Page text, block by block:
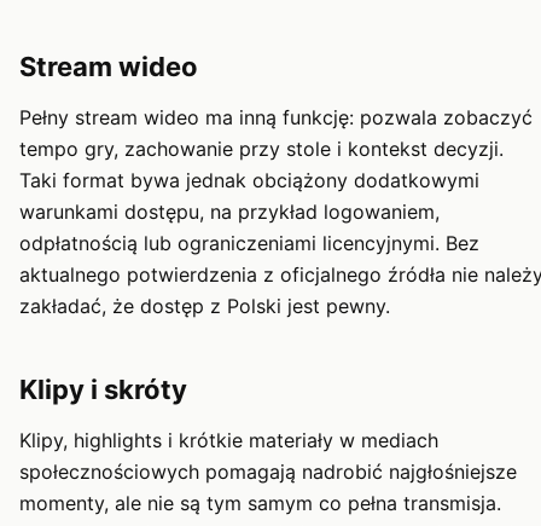
Stream wideo
Pełny stream wideo ma inną funkcję: pozwala zobaczyć
tempo gry, zachowanie przy stole i kontekst decyzji.
Taki format bywa jednak obciążony dodatkowymi
warunkami dostępu, na przykład logowaniem,
odpłatnością lub ograniczeniami licencyjnymi. Bez
aktualnego potwierdzenia z oficjalnego źródła nie
zakładać, że dostęp z Polski jest pewny.
Klipy i skróty
Klipy, highlights i krótkie materiały w mediach
społecznościowych pomagają nadrobić najgłośniejsze
momenty, ale nie są tym samym co pełna transmisja.